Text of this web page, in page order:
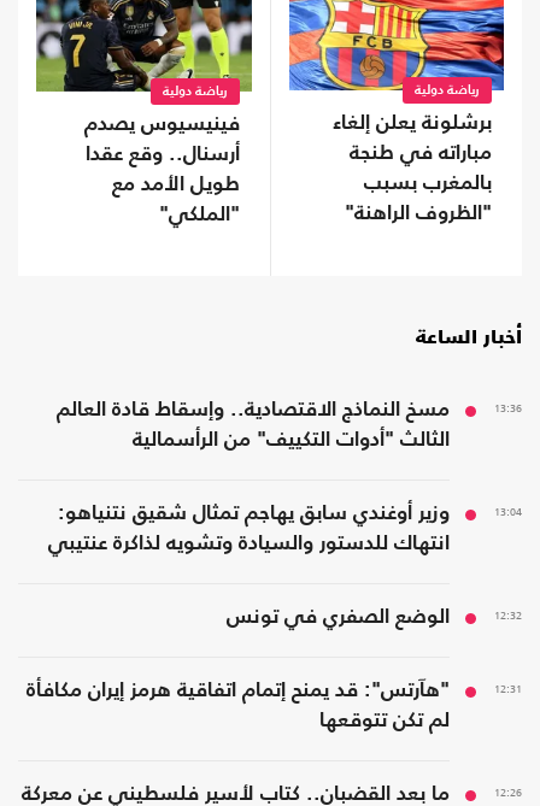
رياضة دولية
برشلونة يعلن إلغاء
مباراته في طنجة
بالمغرب بسبب
"الظروف الراهنة"
رياضة دولية
فينيسيوس يصدم
أرسنال.. وقع عقدا
طويل الأمد مع
"الملكي"
أخبار الساعة
13:36
مسخ النماذج الاقتصادية.. وإسقاط قادة العالم
الثالث "أدوات التكييف" من الرأسمالية
13:04
وزير أوغندي سابق يهاجم تمثال شقيق نتنياهو:
انتهاك للدستور والسيادة وتشويه لذاكرة عنتيبي
12:32 الوضع الصفري في تونس
12:31
"هآرتس": قد يمنح إتمام اتفاقية هرمز إيران مكافأة
لم تكن تتوقعها
12:26
ما بعد القضبان.. كتاب لأسير فلسطيني عن معركة